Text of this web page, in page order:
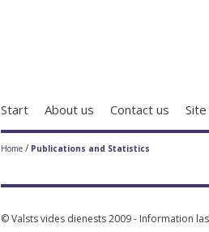
Start About us Contact us
Home/ Publications and Statistics
© Valsts vides dienests 2009 - Information